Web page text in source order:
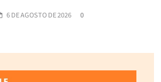
6 DE AGOSTO DE 2026 0